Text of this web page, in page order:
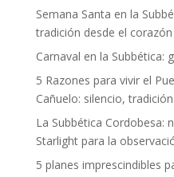
Semana Santa en la
tradición desde el
Carnaval en la Subbética:
5 Razones para vivir el
Cañuelo: silencio,
La Subbética Cordobesa:
Starlight para la
5 planes imprescindibles